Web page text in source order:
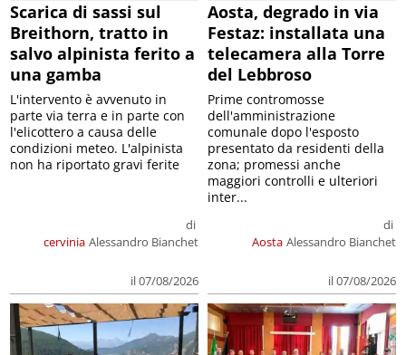
Scarica di sassi sul
Breithorn, tratto in
salvo alpinista ferito a
una gamba
cervinia
di
Alessandro Bianchet
il 07/08/2026
L'intervento è avvenuto in
parte via terra e in parte con
l'elicottero a causa delle
condizioni meteo. L'alpinista
non ha riportato gravi ferite
Aosta, degrado in via
Festaz: installata una
telecamera alla Torre
del Lebbroso
Aosta
di
Alessandro Bianchet
il 07/08/2026
Prime contromosse
dell'amministrazione
comunale dopo l'esposto
presentato da residenti della
zona; promessi anche
maggiori controlli e ulteriori
inter...